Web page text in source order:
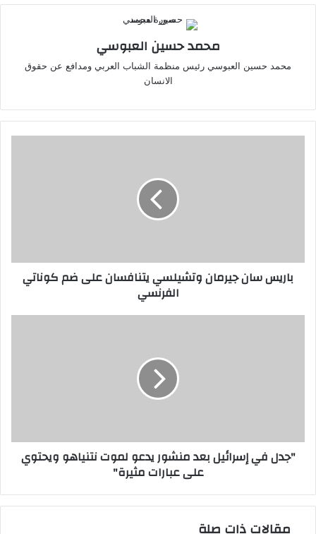
محمد حسين العبوسي
محمد حسين العبوسي رئيس منظمة الشباب العربي ومدافع عن حقوق
الانسان
الفرنسي
باريس سان جيرمان وتشيلسي يتنافسان على ضم كوناتي
الفرنسي
ويحتوي
على"جدل في إسرائيل بعد منشور يدعو لموت نتنياهو ويحتوي
على عبارات مثيرة"